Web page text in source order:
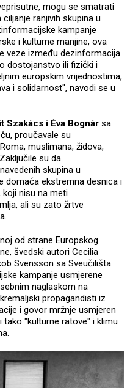
mogu se smatrati
ranjivih skupina u
kampanje
i kulturne manjine, ova
veze između dezinformacija
dostojanstvo ili fizički i
europskim vrijednostima,
i solidarnost", navodi se u
Szakács i Éva Bognár sa
proučavale su
muslimana, židova,
su da
skupina u
domaća ekstremna desnica i
koji nisu na meti
ali su zato žrtve
od strane Europskog
švedski autori Cecilia
Svensson sa Sveučilišta
kampanje usmjerene
naglaskom na
propagandisti iz
i govor mržnje usmjeren
"kulturne ratove" i klimu